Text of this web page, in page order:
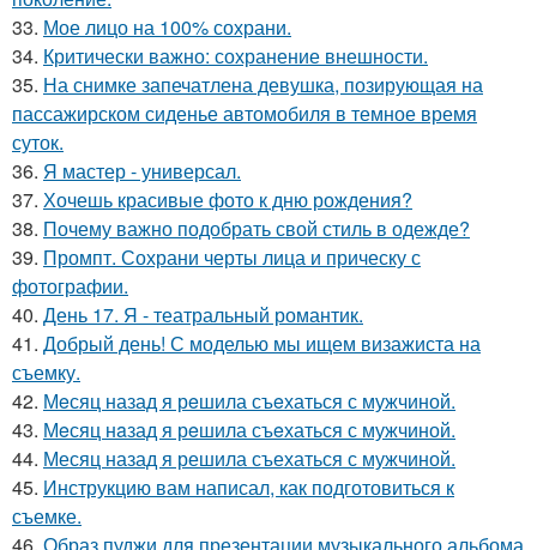
33. Мое лицо на 100% сохрани.
34. Критически важно: сохранение внешности.
35. На снимке запечатлена девушка, позирующая на
пассажирском сиденье автомобиля в темное время
суток.
36. Я мастер - универсал.
37. Хочешь красивые фото к дню рождения?
38. Почему важно подобрать свой стиль в одежде?
39. Промпт. Сохрани черты лица и прическу с
фотографии.
40. День 17. Я - театральный романтик.
41. Добрый день! С моделью мы ищем визажиста на
съемку.
42. Мeсяц назад я рeшила съeхаться с мужчиной.
43. Мeсяц нaзад я рeшила съeхаться с мужчиной.
44. Месяц назад я решила съехаться с мужчиной.
45. Инструкцию вам написал, как подготовиться к
съемке.
46. Образ пуджи для презентации музыкального альбома